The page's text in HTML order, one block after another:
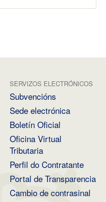
SERVIZOS ELECTRÓNICOS
Subvencións
Sede electrónica
Boletín Oficial
Oficina Virtual
Tributaria
Perfil do Contratante
Portal de Transparencia
Cambio de contrasinal